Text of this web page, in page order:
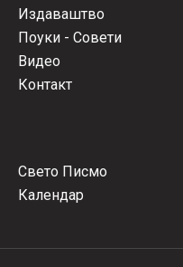
Издаваштво
Поуки - Совети
Видео
Контакт
Свето Писмо
Календар